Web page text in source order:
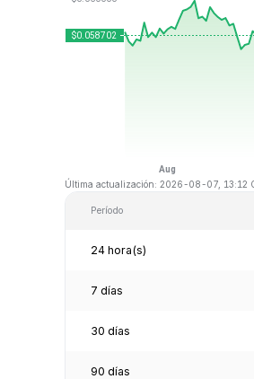
Última actualización: 2026-08-07, 13:12
Período
24 hora(s)
7 días
30 días
90 días